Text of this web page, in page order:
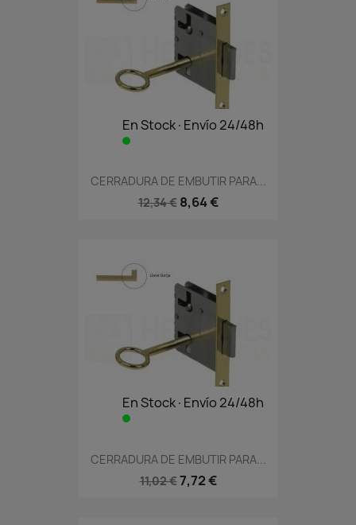
En Stock·Envío 24/48h
CERRADURA DE EMBUTIR PARA...
12,34 € 8,64 €
En Stock·Envío 24/48h
CERRADURA DE EMBUTIR PARA...
11,02 €7,72 €